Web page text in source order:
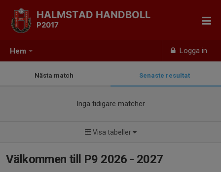
Hem Logga in
HALMSTAD HANDBOLL
P2017
Nästa match Senaste resultat
Inga tidigare matcher
Visa tabeller
Välkommen till P9 2026 - 2027